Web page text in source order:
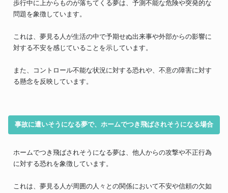
歩行中に上からものが落ちてくる夢は、予測不能な危険や突発的な
問題を象徴しています。
これは、夢見る人が生活の中で予期せぬ出来事や外部からの影響に
対する不安を感じていることを示しています。
また、コントロール不能な状況に対する恐れや、不意の障害に対す
る懸念を反映しています。
事故に遭いそうになる夢で、ホームでつき飛ばされそうになる場合
ホームでつき飛ばされそうになる夢は、他人からの攻撃や不正行為
に対する恐れを象徴しています。
これは、夢見る人が周囲の人々との関係において不安や信頼の欠如